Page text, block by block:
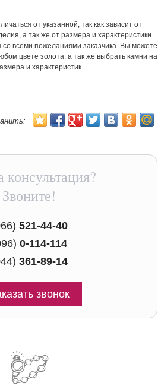
от указанной, так как зависит от
а так же от размера и характеристики
всеми пожеланиями заказчика. Вы можете
цвете золота, а так же выбрать камни на
и характеристик
Звоните!
521-44-40
0-114-114
361-89-14
звонок